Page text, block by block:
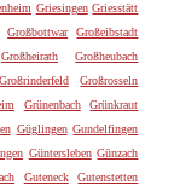
Griesingen Griesstätt
Großbottwar
Großeibstadt
Großheirath
Großheubach
Großrinderfeld
Großrosseln
Grünenbach
Grünkraut
Güglingen Gundelfingen
Güntersleben Günzach
Guteneck
Gutenstetten